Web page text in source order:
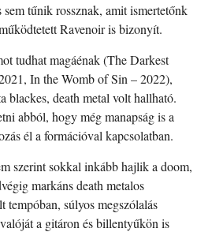
tűnik rossznak, amit ismertetőnk
Ravenoir is bizonyít.
tudhat magáénak (The Darkest
In the Womb of Sin – 2022),
blackes, death metal volt hallható.
abból, hogy még manapság is a
él a formációval kapcsolatban.
szerint sokkal inkább hajlik a doom,
markáns death metalos
súlyos megszólalás
a gitáron és billentyűkön is